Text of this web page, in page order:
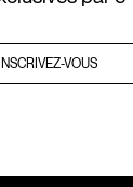
INSCRIVEZ-VOUS